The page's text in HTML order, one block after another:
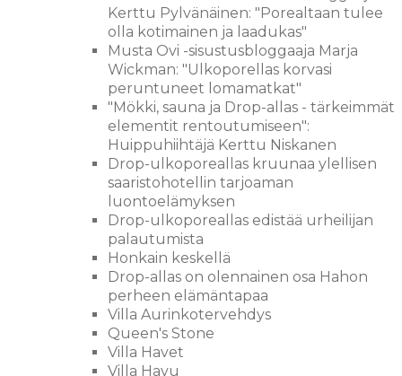
Kerttu Pylvänäinen: "Porealtaan tulee
olla kotimainen ja laadukas"
Musta Ovi -sisustusbloggaaja Marja
Wickman: "Ulkoporellas korvasi
peruntuneet lomamatkat"
"Mökki, sauna ja Drop-allas - tärkeimmät
elementit rentoutumiseen":
Huippuhiihtäjä Kerttu Niskanen
Drop-ulkoporeallas kruunaa ylellisen
saaristohotellin tarjoaman
luontoelämyksen
Drop-ulkoporeallas edistää urheilijan
palautumista
Honkain keskellä
Drop-allas on olennainen osa Hahon
perheen elämäntapaa
Villa Aurinkotervehdys
Queen's Stone
Villa Havet
Villa Havu